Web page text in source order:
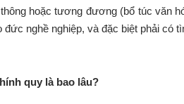
hoặc tương đương (bổ túc văn
nghề nghiệp, và đặc biệt phải có
quy là bao lâu?